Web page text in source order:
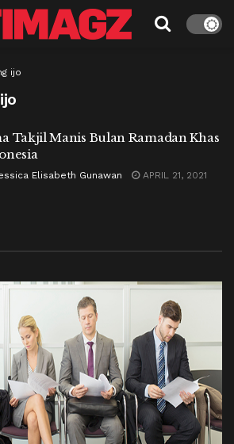
ijo
Takjil Manis Bulan Ramadan Khas
Elisabeth Gunawan
APRIL 21, 2021